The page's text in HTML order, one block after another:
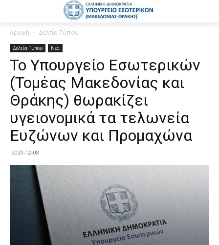
Αρχική Δελτία Τύπου
Δελτία Τύπου Νέα
Το Υπουργείο Εσωτερικών
(Τομέας Μακεδονίας και
Θράκης) θωρακίζει
υγειονομικά τα τελωνεία
Ευζώνων και Προμαχώνα
2020-12-08